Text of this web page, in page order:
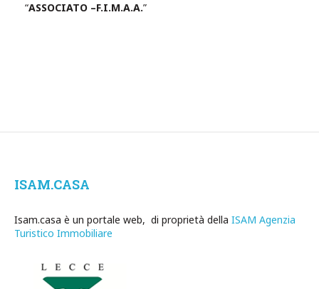
“ASSOCIATO –F.I.M.A.A.”
ISAM.CASA
Isam.casa è un portale web, di proprietà della ISAM Agenzia
Turistico Immobiliare